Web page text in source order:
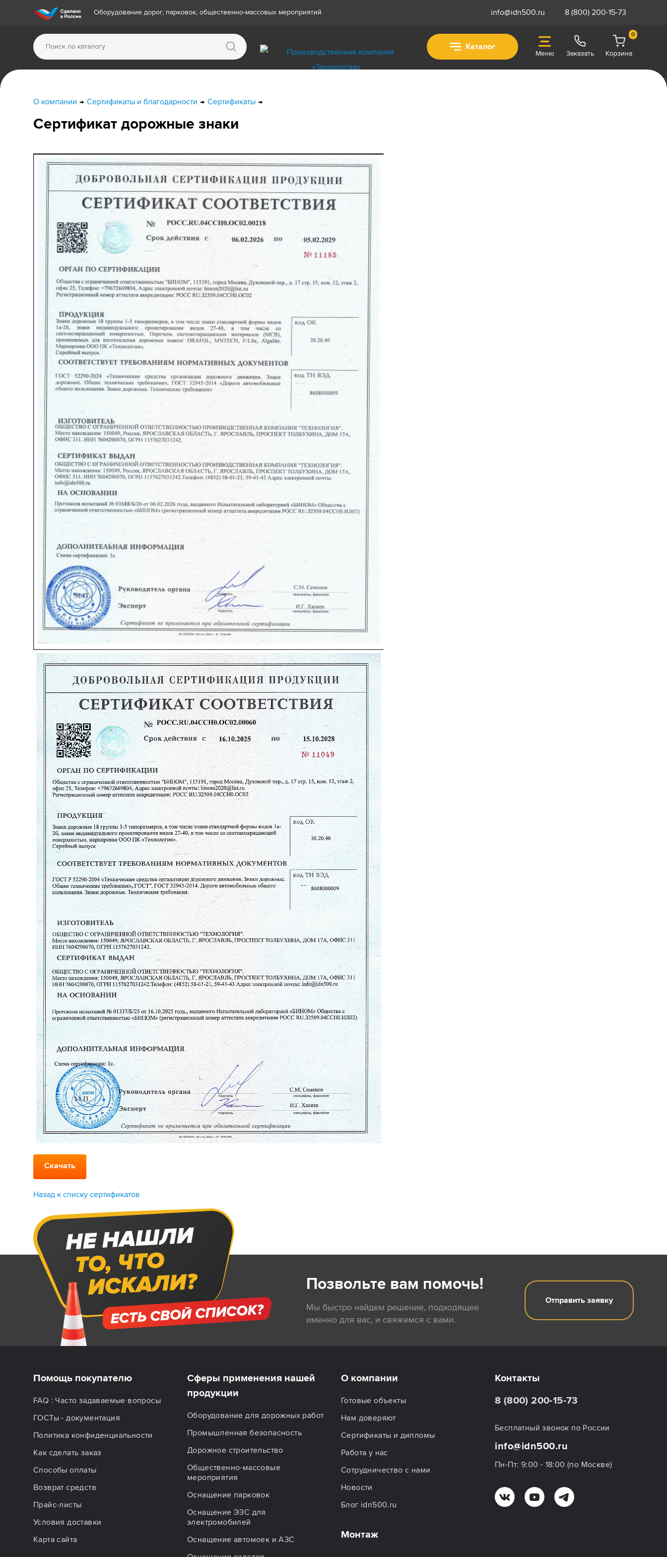
Оборудование дорог, парковок, общественно-массовых мероприятий info@idn500.ru 8 (800) 200-15-73
Каталог
Меню Заказать
0
Корзина
О компании Сертификаты и благодарности Сертификаты
Сертификат дорожные знаки
Скачать
Назад к списку сертификатов
Позвольте вам помочь!
Мы быстро найдем решение, подходящее
именно для вас, и свяжемся с вами.
Отправить заявку
Помощь покупателю
FAQ : Часто задаваемые вопросы
ГОСТы - документация
Политика конфиденциальности
Как сделать заказ
Способы оплаты
Возврат средств
Прайс-листы
Условия доставки
Карта сайта
Сферы применения нашей
продукции
Оборудование для дорожных работ
Промышленная безопасность
Дорожное строительство
Общественно-массовые
мероприятия
Оснащение парковок
Оснащение ЭЗС для
электромобилей
Оснащение автомоек и АЗС
О компании
Готовые объекты
Нам доверяют
Сертификаты и дипломы
Работа у нас
Сотрудничество с нами
Новости
Блог idn500.ru
Монтаж
Контакты
8 (800) 200-15-73
Бесплатный звонок по России
info@idn500.ru
Пн-Пт: 9:00 - 18:00 (по Москве)